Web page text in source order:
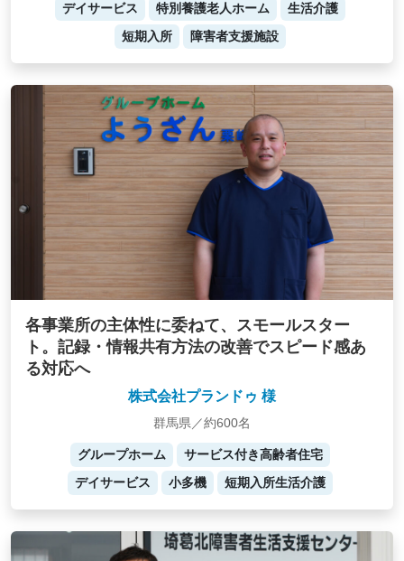
デイサービス 特別養護老人ホーム
生活介護
短期入所
障害者支援施設
各事業所の主体性に委ねて、スモールスター
ト。記録・情報共有方法の改善でスピード感あ
る対応へ
株式会社プランドゥ 様
群馬県／約600名
グループホーム
サービス付き高齢者住宅
デイサービス
小多機 短期入所生活介護